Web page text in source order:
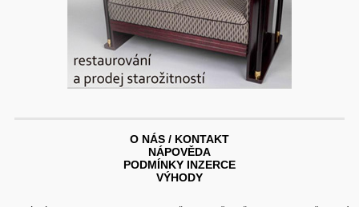
O NÁS / KONTAKT
NÁPOVĚDA
PODMÍNKY INZERCE
VÝHODY